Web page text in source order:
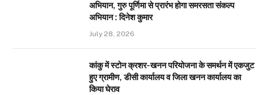
अभियान, गुरु पूर्णिमा से प्रारंभ होगा समरसता संकल्प
अभियान : दिनेश कुमार
July 28, 2026
कांकु में स्टोन क्रशर-खनन परियोजना के समर्थन में एकजुट
हुए ग्रामीण, डीसी कार्यालय व जिला खनन कार्यालय का
किया घेराव